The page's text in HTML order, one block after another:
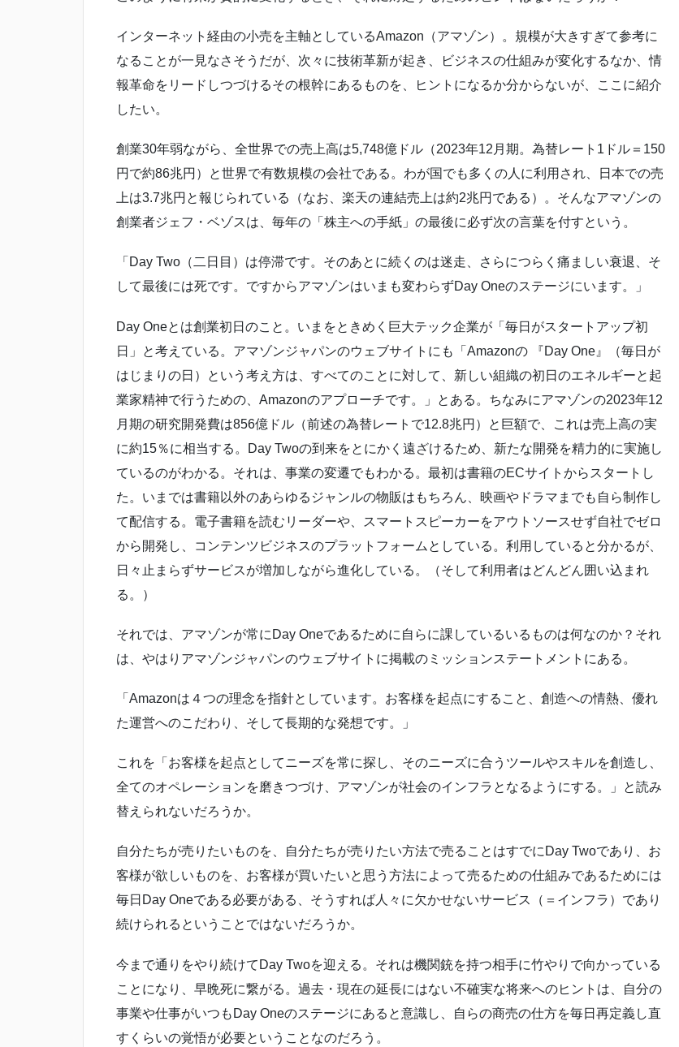
インターネット経由の小売を主軸としているAmazon（アマゾン）。規模が大きすぎて参考に
なることが一見なさそうだが、次々に技術革新が起き、ビジネスの仕組みが変化するなか、情
報革命をリードしつづけるその根幹にあるものを、ヒントになるか分からないが、ここに紹介
したい。
創業30年弱ながら、全世界での売上高は5,748億ドル（2023年12月期。為替レート1ドル＝150
円で約86兆円）と世界で有数規模の会社である。わが国でも多くの人に利用され、日本での売
上は3.7兆円と報じられている（なお、楽天の連結売上は約2兆円である）。そんなアマゾンの
創業者ジェフ・ベゾスは、毎年の「株主への手紙」の最後に必ず次の言葉を付すという。
「Day Two（二日目）は停滞です。そのあとに続くのは迷走、さらにつらく痛ましい衰退、そ
して最後には死です。ですからアマゾンはいまも変わらずDay Oneのステージにいます。」
Day Oneとは創業初日のこと。いまをときめく巨大テック企業が「毎日がスタートアップ初
日」と考えている。アマゾンジャパンのウェブサイトにも「Amazonの 『Day One』（毎日が
はじまりの日）という考え方は、すべてのことに対して、新しい組織の初日のエネルギーと起
業家精神で行うための、Amazonのアプローチです。」とある。ちなみにアマゾンの2023年12
月期の研究開発費は856億ドル（前述の為替レートで12.8兆円）と巨額で、これは売上高の実
に約15％に相当する。Day Twoの到来をとにかく遠ざけるため、新たな開発を精力的に実施し
ているのがわかる。それは、事業の変遷でもわかる。最初は書籍のECサイトからスタートし
た。いまでは書籍以外のあらゆるジャンルの物販はもちろん、映画やドラマまでも自ら制作し
て配信する。電子書籍を読むリーダーや、スマートスピーカーをアウトソースせず自社でゼロ
から開発し、コンテンツビジネスのプラットフォームとしている。利用していると分かるが、
日々止まらずサービスが増加しながら進化している。（そして利用者はどんどん囲い込まれ
る。）
それでは、アマゾンが常にDay Oneであるために自らに課しているいるものは何なのか？それ
は、やはりアマゾンジャパンのウェブサイトに掲載のミッションステートメントにある。
「Amazonは４つの理念を指針としています。お客様を起点にすること、創造への情熱、優れ
た運営へのこだわり、そして長期的な発想です。」
これを「お客様を起点としてニーズを常に探し、そのニーズに合うツールやスキルを創造し、
全てのオペレーションを磨きつづけ、アマゾンが社会のインフラとなるようにする。」と読み
替えられないだろうか。
自分たちが売りたいものを、自分たちが売りたい方法で売ることはすでにDay Twoであり、お
客様が欲しいものを、お客様が買いたいと思う方法によって売るための仕組みであるためには
毎日Day Oneである必要がある、そうすれば人々に欠かせないサービス（＝インフラ）であり
続けられるということではないだろうか。
今まで通りをやり続けてDay Twoを迎える。それは機関銃を持つ相手に竹やりで向かっている
ことになり、早晩死に繋がる。過去・現在の延長にはない不確実な将来へのヒントは、自分の
事業や仕事がいつもDay Oneのステージにあると意識し、自らの商売の仕方を毎日再定義し直
すくらいの覚悟が必要ということなのだろう。